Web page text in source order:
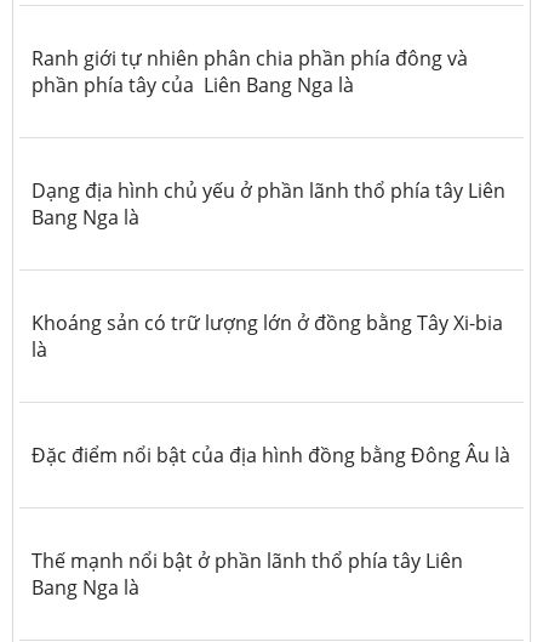
Ranh giới tự nhiên phân chia phần phía đông và
phần phía tây của Liên Bang Nga là
Dạng địa hình chủ yếu ở phần lãnh thổ phía tây Liên
Bang Nga là
Khoáng sản có trữ lượng lớn ở đồng bằng Tây Xi-bia
là
Đặc điểm nổi bật của địa hình đồng bằng Đông Âu là
Thế mạnh nổi bật ở phần lãnh thổ phía tây Liên
Bang Nga là